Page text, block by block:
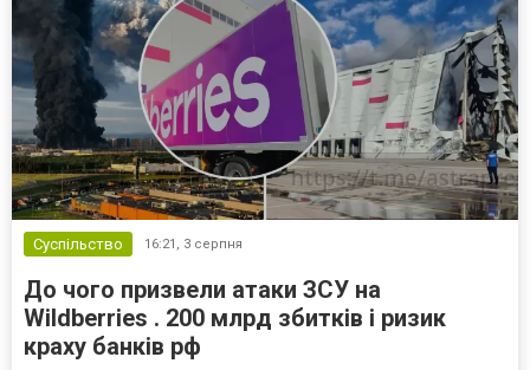
Суспільство 16:21, 3 серпня
До чого призвели атаки ЗСУ на
Wildberries . 200 млрд збитків і ризик
краху банків рф